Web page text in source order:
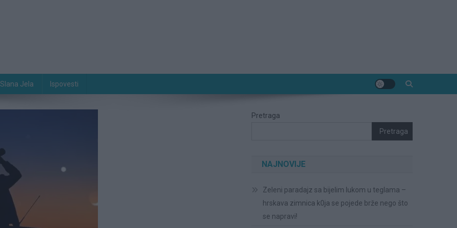
Slana Jela Ispovesti
Pretraga
Pretraga
NAJNOVIJE
Zeleni paradajz sa bijelim lukom u teglama –
hrskava zimnica k0ja se pojede brže nego što
se napravi!